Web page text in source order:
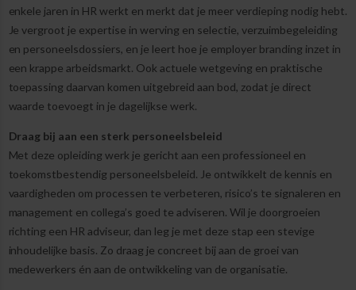
enkele jaren in HR werkt en merkt dat je meer verdieping nodig hebt.
Je vergroot je expertise in werving en selectie, verzuimbegeleiding
en personeelsdossiers, en je leert hoe je employer branding inzet in
een krappe arbeidsmarkt. Ook actuele wetgeving en praktische
toepassing daarvan komen uitgebreid aan bod, zodat je direct
waarde toevoegt in je dagelijkse werk.
Draag bij aan een sterk personeelsbeleid
Met deze opleiding werk je gericht aan een professioneel en
toekomstbestendig personeelsbeleid. Je ontwikkelt de kennis en
vaardigheden om processen te verbeteren, risico’s te signaleren en
management en collega’s goed te adviseren. Wil je doorgroeien
richting een HR adviseur, dan leg je met deze stap een stevige
inhoudelijke basis. Zo draag je concreet bij aan de groei van
medewerkers én aan de ontwikkeling van de organisatie.